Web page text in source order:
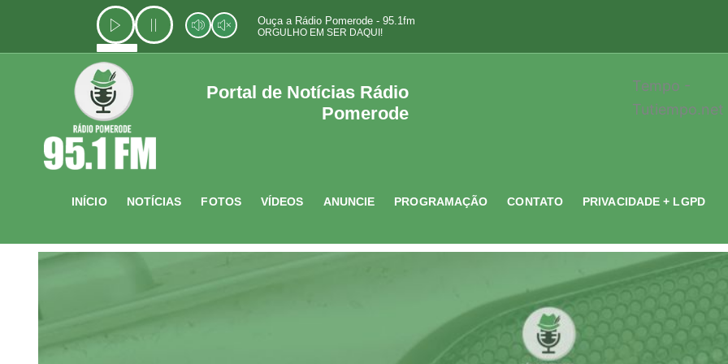
o
Ouça a Rádio Pomerode - 95.1fm
ORGULHO EM SER DAQUI!
Portal de Notícias Rádio
Pomerode
Tempo -
Tutiempo.net
INÍCIO NOTÍCIAS FOTOS VÍDEOS ANUNCIE PROGRAMAÇÃO CONTATO PRIVACIDADE + LGPD